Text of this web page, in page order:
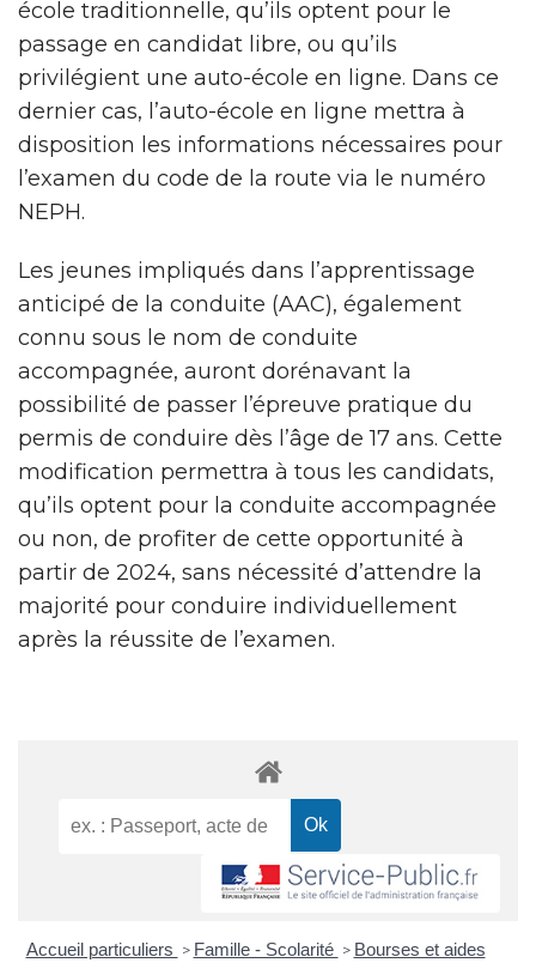
école traditionnelle, qu’ils optent pour le
passage en candidat libre, ou qu’ils
privilégient une auto-école en ligne. Dans ce
dernier cas, l’auto-école en ligne mettra à
disposition les informations nécessaires pour
l’examen du code de la route via le numéro
NEPH.
Les jeunes impliqués dans l’apprentissage
anticipé de la conduite (AAC), également
connu sous le nom de conduite
accompagnée, auront dorénavant la
possibilité de passer l’épreuve pratique du
permis de conduire dès l’âge de 17 ans. Cette
modification permettra à tous les candidats,
qu’ils optent pour la conduite accompagnée
ou non, de profiter de cette opportunité à
partir de 2024, sans nécessité d’attendre la
majorité pour conduire individuellement
après la réussite de l’examen.
Accueil particuliers > Famille - Scolarité > Bourses et aides